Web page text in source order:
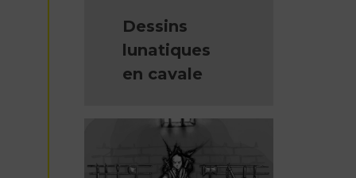
Dessins
lunatiques
en cavale